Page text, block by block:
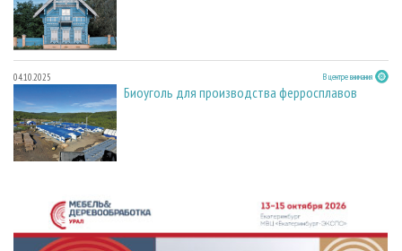
04.10.2025 В центре внимания
Биоуголь для производства ферросплавов